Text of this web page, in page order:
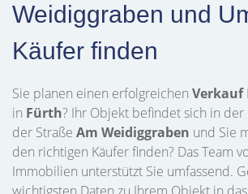
Weidiggraben und
Käufer finden
Sie planen einen erfolgreichen Verkauf
in Fürth? Ihr Objekt befindet sich in der
der Straße Am Weidiggraben und Sie
den richtigen Käufer finden? Das Team
Immobilien unterstützt Sie umfassend.